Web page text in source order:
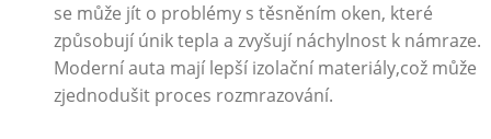
se může jít o problémy s těsněním oken, které
způsobují únik tepla ⁤a zvyšují náchylnost k námraze.
Moderní auta⁣ mají lepší izolační materiály,což může
zjednodušit proces​ rozmrazování.